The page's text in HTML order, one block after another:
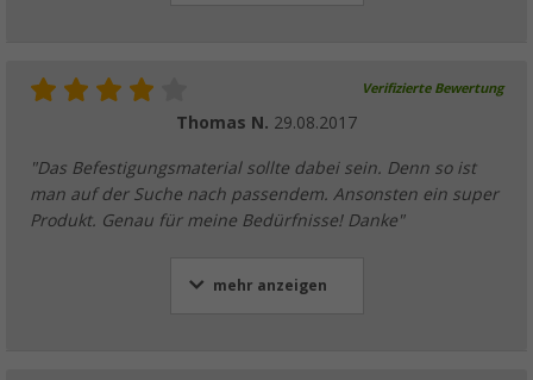
Verifizierte Bewertung
Thomas N. 29.08.2017
"Das Befestigungsmaterial sollte dabei sein. Denn so ist
man auf der Suche nach passendem. Ansonsten ein super
Produkt. Genau für meine Bedürfnisse! Danke"
mehr anzeigen